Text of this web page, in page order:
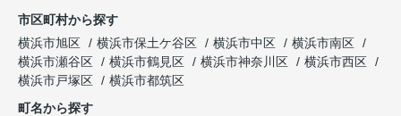
市区町村から探す
横浜市旭区
横浜市保土ケ谷区 横浜市中区
横浜市南区
横浜市瀬谷区
横浜市鶴見区 横浜市神奈川区
横浜市西区
横浜市戸塚区
横浜市都筑区
町名から探す